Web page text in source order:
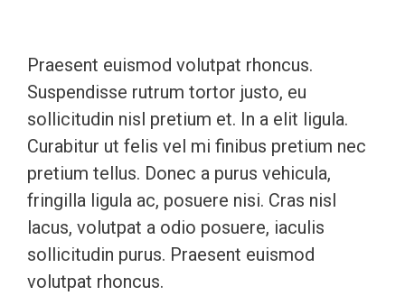
Praesent euismod volutpat rhoncus.
Suspendisse rutrum tortor justo, eu
sollicitudin nisl pretium et. In a elit ligula.
Curabitur ut felis vel mi finibus pretium nec
pretium tellus. Donec a purus vehicula,
fringilla ligula ac, posuere nisi. Cras nisl
lacus, volutpat a odio posuere, iaculis
sollicitudin purus. Praesent euismod
volutpat rhoncus.